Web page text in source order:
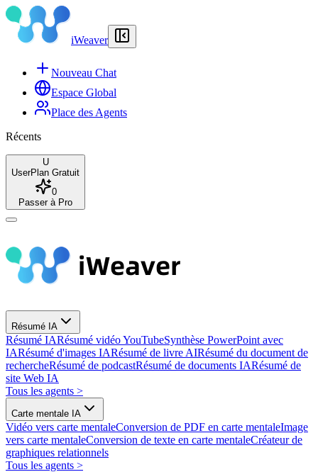
iWeaver
Nouveau Chat
Espace Global
Place des Agents
Récents
U
UserPlan Gratuit
0
Passer à Pro
Résumé IA
Résumé IARésumé vidéo YouTubeSynthèse PowerPoint avec
IARésumé d'images IARésumé de livre AIRésumé du document de
rechercheRésumé de podcastRésumé de documents IARésumé de
site Web IA
Tous les agents >
Carte mentale IA
Vidéo vers carte mentaleConversion de PDF en carte mentaleImage
vers carte mentaleConversion de texte en carte mentaleCréateur de
graphiques relationnels
Tous les agents >